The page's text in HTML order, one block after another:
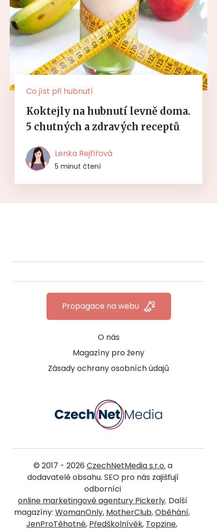
Co jíst při hubnutí
Koktejly na hubnutí levně doma.
5 chutných a zdravých receptů
Lenka Rejfířová
5 minut čtení
O nás
Magazíny pro ženy
Zásady ochrany osobních údajů
Propagace na webu
© 2017 - 2026 CzechNetMedia s.r.o. a
dodavatelé obsahu. SEO pro nás zajišťují
odborníci
online marketingové agentury Pickerly. Další
magazíny: WomanOnly, MotherClub,Oběhání,
JenProTěhotné, Předškolnívěk, Topzine,